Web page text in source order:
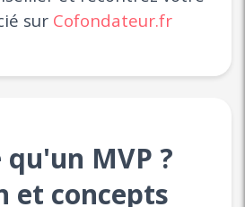
sur Cofondateur.fr
MVP ?
et concepts